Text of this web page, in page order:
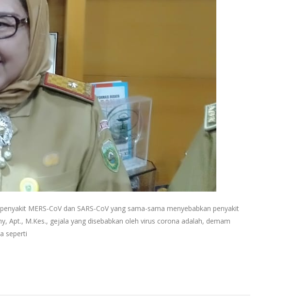
MERS-CoV dan SARS-CoV yang sama-sama menyebabkan penyakit
Apt., M.Kes., gejala yang disebabkan oleh virus corona adalah, demam
seperti